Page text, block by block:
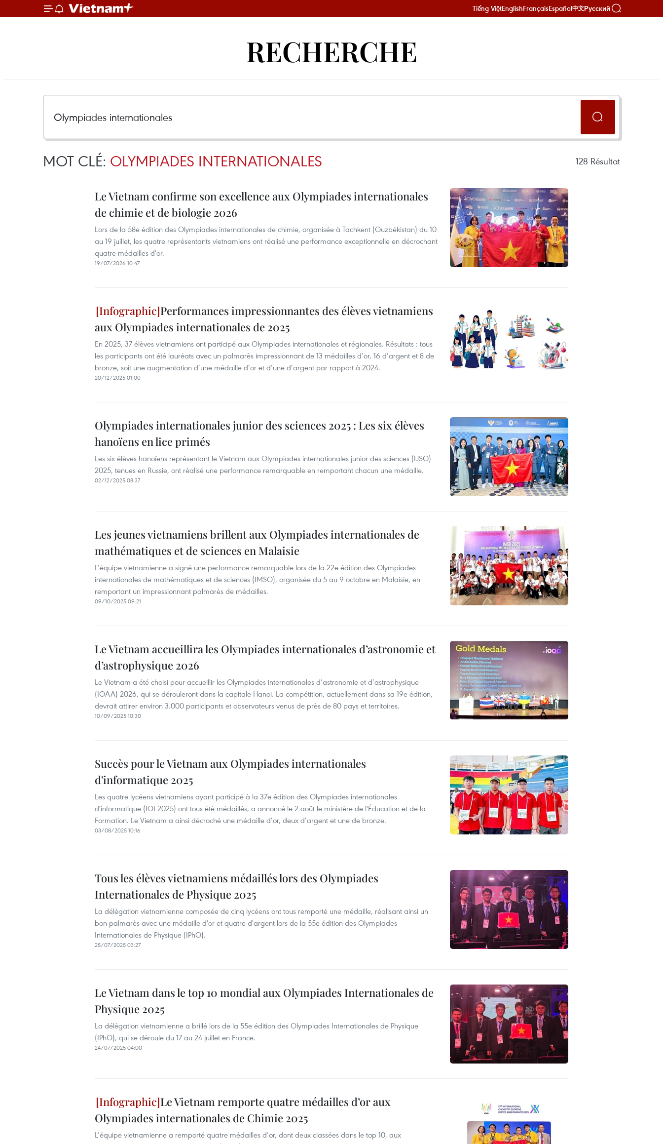
Tiếng ViệtEnglishFrançaisEspañol中文Русский
RECHERCHE
MOT CLÉ: OLYMPIADES INTERNATIONALES 128 Résultat
Le Vietnam confirme son excellence aux Olympiades internationales
de chimie et de biologie 2026
Lors de la 58e édition des Olympiades internationales de chimie, organisée à Tachkent (Ouzbékistan) du 10
au 19 juillet, les quatre représentants vietnamiens ont réalisé une performance exceptionnelle en décrochant
quatre médailles d'or.
19/07/2026 10:47
Performances impressionnantes des élèves vietnamiens
aux Olympiades internationales de 2025
En 2025, 37 élèves vietnamiens ont participé aux Olympiades internationales et régionales. Résultats : tous
les participants ont été lauréats avec un palmarès impressionnant de 13 médailles d’or, 16 d’argent et 8 de
bronze, soit une augmentation d’une médaille d’or et d’une d’argent par rapport à 2024.
20/12/2025 01:00
Olympiades internationales junior des sciences 2025 : Les six élèves
hanoïens en lice primés
Les six élèves hanoïens représentant le Vietnam aux Olympiades internationales junior des sciences (IJSO)
2025, tenues en Russie, ont réalisé une performance remarquable en remportant chacun une médaille.
02/12/2025 08:37
Les jeunes vietnamiens brillent aux Olympiades internationales de
mathématiques et de sciences en Malaisie
L’équipe vietnamienne a signé une performance remarquable lors de la 22e édition des Olympiades
internationales de mathématiques et de sciences (IMSO), organisée du 5 au 9 octobre en Malaisie, en
remportant un impressionnant palmarès de médailles.
09/10/2025 09:21
Le Vietnam accueillira les Olympiades internationales d’astronomie et
d’astrophysique 2026
Le Vietnam a été choisi pour accueillir les Olympiades internationales d’astronomie et d’astrophysique
(IOAA) 2026, qui se dérouleront dans la capitale Hanoi. La compétition, actuellement dans sa 19e édition,
devrait attirer environ 3.000 participants et observateurs venus de près de 80 pays et territoires.
10/09/2025 10:30
Succès pour le Vietnam aux Olympiades internationales
d'informatique 2025
Les quatre lycéens vietnamiens ayant participé à la 37e édition des Olympiades internationales
d'informatique (IOI 2025) ont tous été médaillés, a annoncé le 2 août le ministère de l'Éducation et de la
Formation. Le Vietnam a ainsi décroché une médaille d’or, deux d’argent et une de bronze.
03/08/2025 10:16
Tous les élèves vietnamiens médaillés lors des Olympiades
Internationales de Physique 2025
La délégation vietnamienne composée de cinq lycéens ont tous remporté une médaille, réalisant ainsi un
bon palmarès avec une médaille d'or et quatre d'argent lors de la 55e édition des Olympiades
Internationales de Physique (IPhO).
25/07/2025 03:27
Le Vietnam dans le top 10 mondial aux Olympiades Internationales de
Physique 2025
La délégation vietnamienne a brillé lors de la 55e édition des Olympiades Internationales de Physique
(IPhO), qui se déroule du 17 au 24 juillet en France.
24/07/2025 04:00
Le Vietnam remporte quatre médailles d’or aux
Olympiades internationales de Chimie 2025
L’équipe vietnamienne a remporté quatre médailles d’or, dont deux classées dans le top 10, aux